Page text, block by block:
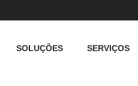
SOLUÇÕES SERVIÇOS